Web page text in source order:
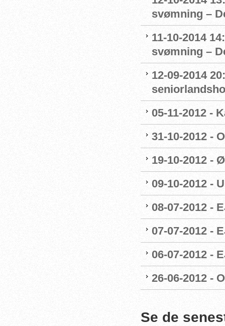
svømning –
11-10-2014
svømning –
12-09-2014
05-11-2012 -
31-10-2012 -
19-10-2012 -
09-10-2012 -
08-07-2012 -
07-07-2012 -
06-07-2012 -
26-06-2012 -
Se de